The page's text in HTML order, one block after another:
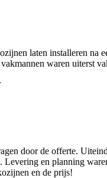
laten installeren na
waren uiterst
door de offerte.
Levering en planning
en de prijs!